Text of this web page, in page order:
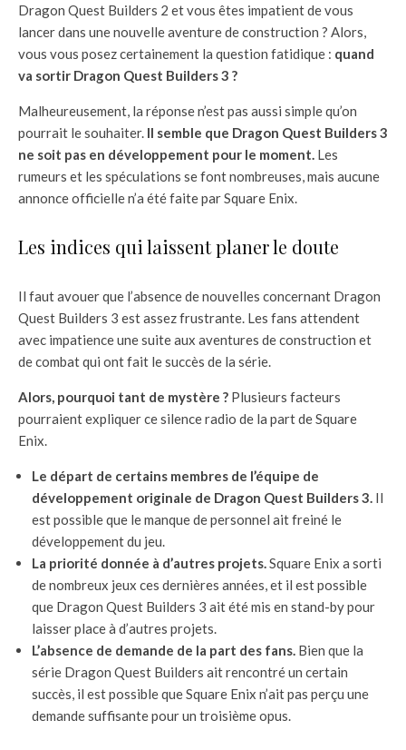
Dragon Quest Builders 2 et vous êtes impatient de vous
lancer dans une nouvelle aventure de construction ? Alors,
vous vous posez certainement la question fatidique : quand
va sortir Dragon Quest Builders 3 ?
Malheureusement, la réponse n’est pas aussi simple qu’on
pourrait le souhaiter. Il semble que Dragon Quest Builders 3
ne soit pas en développement pour le moment. Les
rumeurs et les spéculations se font nombreuses, mais aucune
annonce officielle n’a été faite par Square Enix.
Les indices qui laissent planer le doute
Il faut avouer que l’absence de nouvelles concernant Dragon
Quest Builders 3 est assez frustrante. Les fans attendent
avec impatience une suite aux aventures de construction et
de combat qui ont fait le succès de la série.
Alors, pourquoi tant de mystère ? Plusieurs facteurs
pourraient expliquer ce silence radio de la part de Square
Enix.
Le départ de certains membres de l’équipe de
développement originale de Dragon Quest Builders 3. Il
est possible que le manque de personnel ait freiné le
développement du jeu.
La priorité donnée à d’autres projets. Square Enix a sorti
de nombreux jeux ces dernières années, et il est possible
que Dragon Quest Builders 3 ait été mis en stand-by pour
laisser place à d’autres projets.
L’absence de demande de la part des fans. Bien que la
série Dragon Quest Builders ait rencontré un certain
succès, il est possible que Square Enix n’ait pas perçu une
demande suffisante pour un troisième opus.